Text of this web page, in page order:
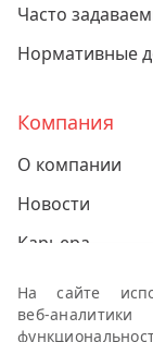
Часто
Нормативные
Компания
О компании
Новости
Карьера
Контакты
На сайте
веб-аналитики